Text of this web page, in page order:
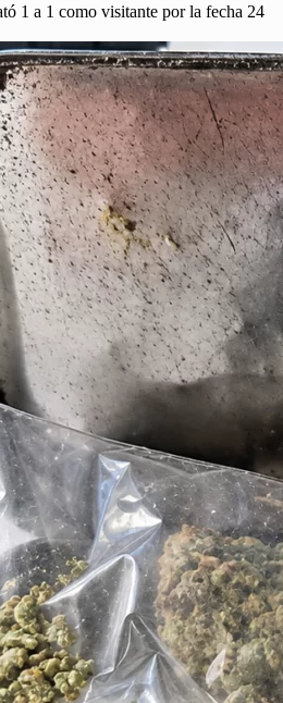
1 a 1 como visitante por la fecha 24